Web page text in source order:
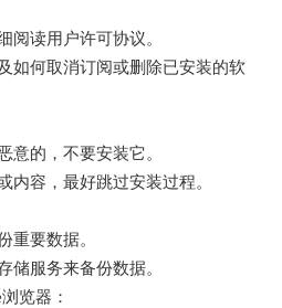
阅读用户许可协议。
如何取消订阅或删除已安装的软
意的，不要安装它。
内容，最好跳过安装过程。
重要数据。
储服务来备份数据。
览器：